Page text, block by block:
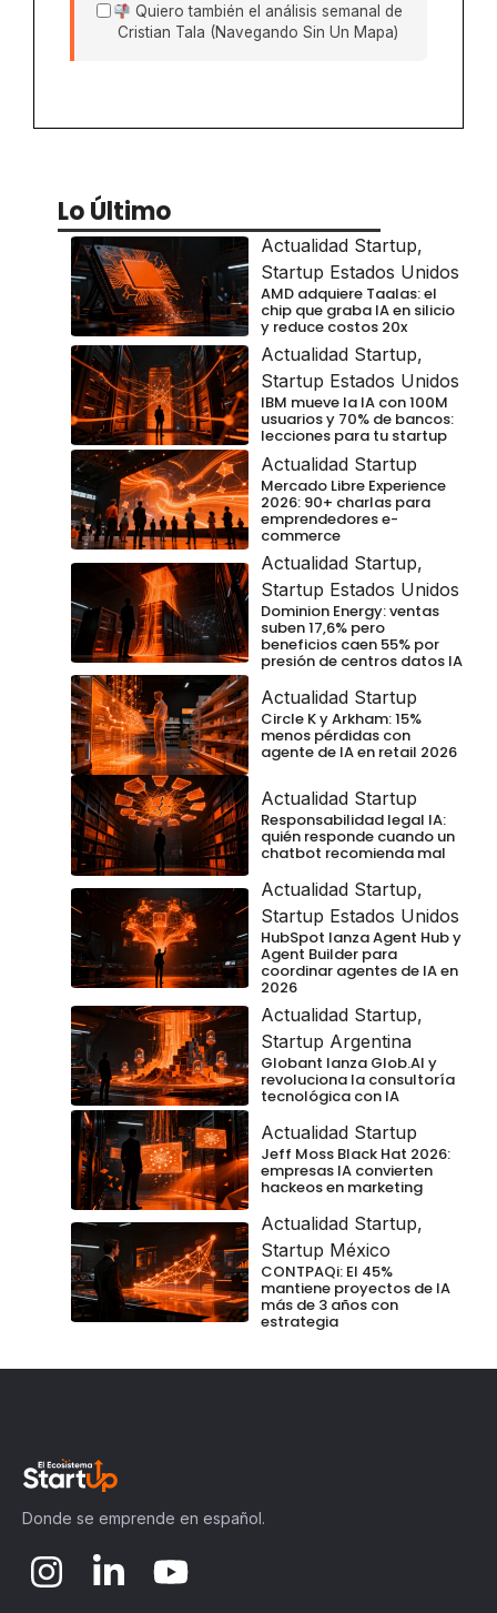
Quiero también el análisis semanal de
Cristian Tala (Navegando Sin Un Mapa)
Lo Último
Actualidad Startup,
Startup Estados Unidos
AMD adquiere Taalas: el
chip que graba IA en silicio
y reduce costos 20x
Actualidad Startup,
Startup Estados Unidos
IBM mueve la IA con 100M
usuarios y 70% de bancos:
lecciones para tu startup
Actualidad Startup
Mercado Libre Experience
2026: 90+ charlas para
emprendedores e-
commerce
Actualidad Startup,
Startup Estados Unidos
Dominion Energy: ventas
suben 17,6% pero
beneficios caen 55% por
presión de centros datos IA
Actualidad Startup
Circle K y Arkham: 15%
menos pérdidas con
agente de IA en retail 2026
Actualidad Startup
Responsabilidad legal IA:
quién responde cuando un
chatbot recomienda mal
Actualidad Startup,
Startup Estados Unidos
HubSpot lanza Agent Hub y
Agent Builder para
coordinar agentes de IA en
2026
Actualidad Startup,
Startup Argentina
Globant lanza Glob.AI y
revoluciona la consultoría
tecnológica con IA
Actualidad Startup
Jeff Moss Black Hat 2026:
empresas IA convierten
hackeos en marketing
Actualidad Startup,
Startup México
CONTPAQi: El 45%
mantiene proyectos de IA
más de 3 años con
estrategia
Donde se emprende en español.